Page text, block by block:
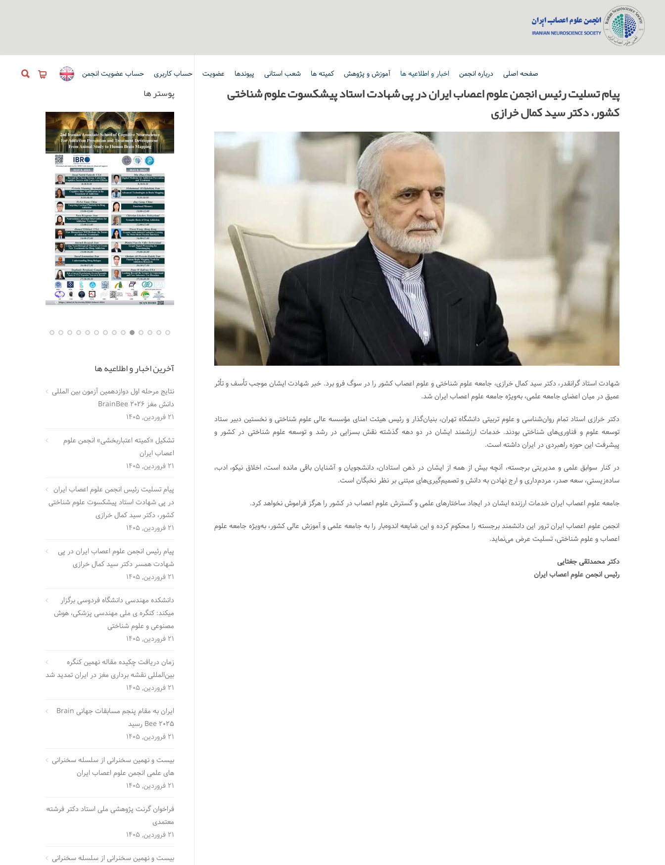
صفحه اصلی درباره انجمن اخبار و اطلاعیه ها آموزش و پژوهش کمیته ها شعب استانی پیوندها عضویت حساب کاربری حساب عضویت انجمن
پیام تسلیت رئیس انجمن علوم اعصاب ایران در پی شهادت استاد پیشکسوت علوم شناختی
کشور، دکتر سید کمال خرازی
شهادت استاد گرانقدر، دکتر سید کمال خرازی، جامعه علوم شناختی و علوم اعصاب کشور را در سوگ فرو برد. خبر شهادت ایشان موجب تأسف و تأثر
عمیق در میان اعضای جامعه علمی، به‌ویژه جامعه علوم اعصاب ایران شد.
دکتر خرازی استاد تمام روان‌شناسی و علوم تربیتی دانشگاه تهران، بنیان‌گذار و رئیس هیئت امنای مؤسسه عالی علوم شناختی و نخستین دبیر ستاد
توسعه علوم و فناوری‌های شناختی بودند. خدمات ارزشمند ایشان در دو دهه گذشته نقش بسزایی در رشد و توسعه علوم شناختی در کشور و
پیشرفت این حوزه راهبردی در ایران داشته است.
در کنار سوابق علمی و مدیریتی برجسته، آنچه بیش از همه از ایشان در ذهن استادان، دانشجویان و آشنایان باقی مانده است، اخلاق نیکو، ادب،
ساده‌زیستی، سعه صدر، مردم‌داری و ارج نهادن به دانش و تصمیم‌گیری‌های مبتنی بر نظر نخبگان است.
جامعه علوم اعصاب ایران خدمات ارزنده ایشان در ایجاد ساختارهای علمی و گسترش علوم اعصاب در کشور را هرگز فراموش نخواهد کرد.
انجمن علوم اعصاب ایران ترور این دانشمند برجسته را محکوم کرده و این ضایعه اندوه‌بار را به جامعه علمی و آموزش عالی کشور، به‌ویژه جامعه علوم
اعصاب و علوم شناختی، تسلیت عرض می‌نماید.
دکتر محمدتقی جغتایی
رئیس انجمن علوم اعصاب ایران
پوستر ها
آخرین اخبار و اطلاعیه ها
نتایج مرحله اول دوازدهمین آزمون بین المللی
دانش مغز BrainBee 2026
21 فروردین, 1405
تشکیل «کمیته اعتباربخشی» انجمن علوم
اعصاب ایران
21 فروردین, 1405
پیام تسلیت رئیس انجمن علوم اعصاب ایران
در پی شهادت استاد پیشکسوت علوم شناختی
کشور، دکتر سید کمال خرازی
21 فروردین, 1405
پیام رئیس انجمن علوم اعصاب ایران در پی
شهادت همسر دکتر سید کمال خرازی
21 فروردین, 1405
دانشکده مهندسی دانشگاه فردوسی برگزار
میکند: کنگره ی ملی مهندسی پزشکی، هوش
مصنوعی و علوم شناختی
21 فروردین, 1405
زمان دریافت چکیده مقاله نهمین کنگره
بین‌المللی نقشه برداری مغز در ایران تمدید شد
21 فروردین, 1405
ایران به مقام پنجم مسابقات جهانی Brain
Bee 2025 رسید
21 فروردین, 1405
بیست و نهمین سخنرانی از سلسله سخنرانی
های علمی انجمن علوم اعصاب ایران
21 فروردین, 1405
فراخوان گرنت پژوهشی ملی استاد دکتر فرشته
معتمدی
21 فروردین, 1405
بیست و نهمین سخنرانی از سلسله سخنرانی